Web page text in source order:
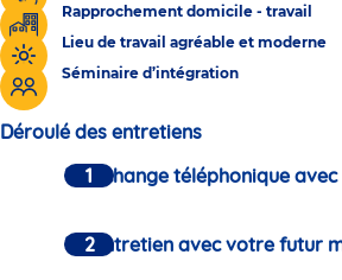
Rapprochement domicile - travail
Lieu de travail agréable et moderne
Séminaire d’intégration
Déroulé des entretiens
Un échange téléphonique avec
Un entretien avec votre futur